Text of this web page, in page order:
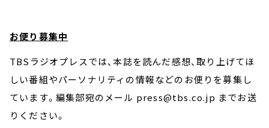
お便り募集中
TBSラジオプレスでは、本誌を読んだ感想、取り上げてほ
しい番組やパーソナリティの情報などのお便りを募集し
ています。編集部宛のメール press@tbs.co.jp までお送
りください。